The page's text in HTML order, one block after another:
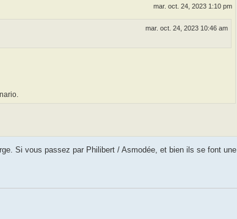
mar. oct. 24, 2023 1:10 pm
mar. oct. 24, 2023 10:46 am
Si vous passez par Philibert / Asmodée, et bien ils se font une